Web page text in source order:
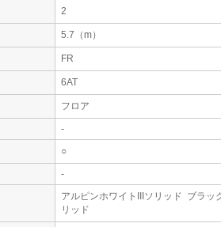
2
5.7（m）
FR
6AT
フロア
-
○
-
アルピンホワイトIIIソリッド ブラッ
リッド